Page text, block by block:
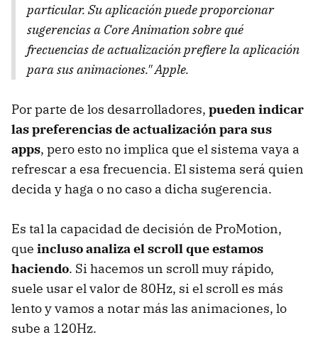
particular. Su aplicación puede proporcionar
sugerencias a Core Animation sobre qué
frecuencias de actualización prefiere la aplicación
para sus animaciones." Apple.
Por parte de los desarrolladores, pueden indicar
las preferencias de actualización para sus
apps, pero esto no implica que el sistema vaya a
refrescar a esa frecuencia. El sistema será quien
decida y haga o no caso a dicha sugerencia.
Es tal la capacidad de decisión de ProMotion,
que incluso analiza el scroll que estamos
haciendo. Si hacemos un scroll muy rápido,
suele usar el valor de 80Hz, si el scroll es más
lento y vamos a notar más las animaciones, lo
sube a 120Hz.